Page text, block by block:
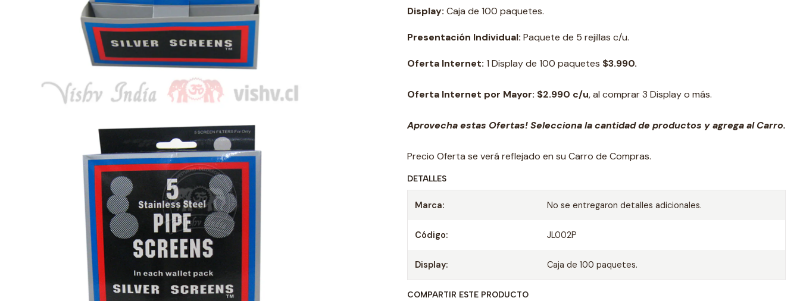
Display: Caja de 100 paquetes.
Presentación Individual: Paquete de 5 rejillas c/u.
Oferta Internet: 1 Display de 100 paquetes $3.990.
Oferta Internet por Mayor: $2.990 c/u, al comprar 3 Display o más.
Aprovecha estas Ofertas! Selecciona la cantidad de productos y agrega al Carro.
Precio Oferta se verá reflejado en su Carro de Compras.
DETALLES
Marca: No se entregaron detalles adicionales.
Código: JL002P
Display: Caja de 100 paquetes.
COMPARTIR ESTE PRODUCTO